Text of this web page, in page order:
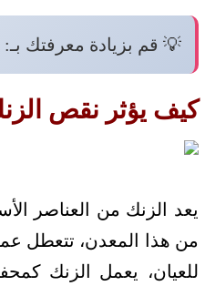
💡 قم بزيادة معرفتك بـ:
كيف يؤثر نقص
يعد الزنك من العناصر
من هذا المعدن، تتعطل
للعيان، يعمل الزنك